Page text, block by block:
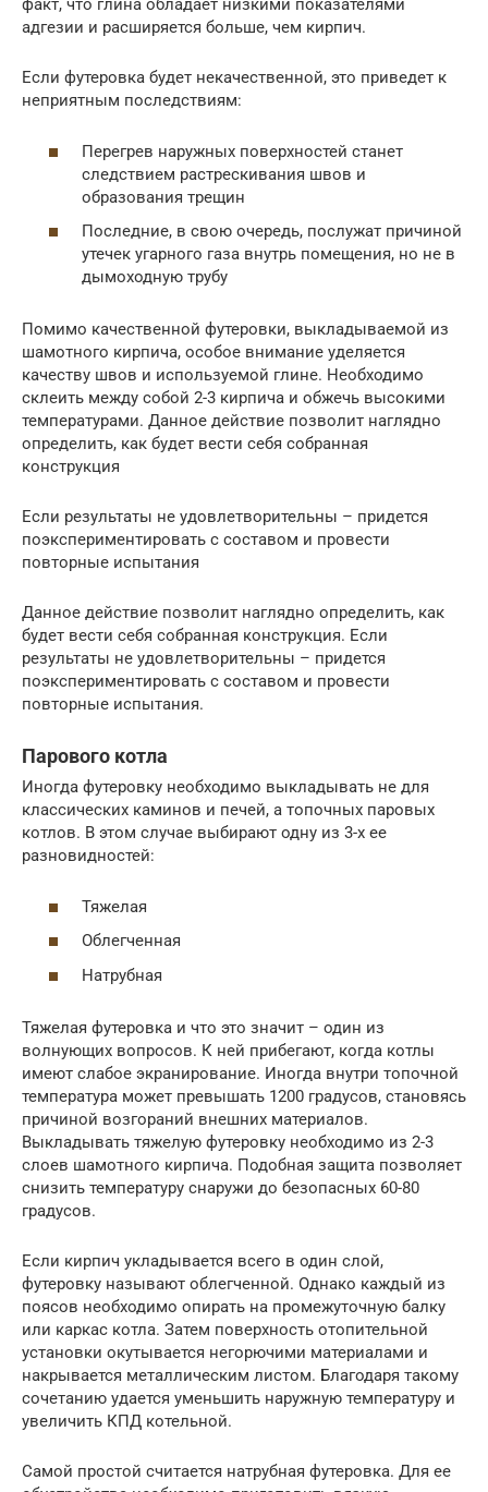
факт, что глина обладает низкими показателями
адгезии и расширяется больше, чем кирпич.
Если футеровка будет некачественной, это приведет к
неприятным последствиям:
Перегрев наружных поверхностей станет
следствием растрескивания швов и
образования трещин
Последние, в свою очередь, послужат причиной
утечек угарного газа внутрь помещения, но не в
дымоходную трубу
Помимо качественной футеровки, выкладываемой из
шамотного кирпича, особое внимание уделяется
качеству швов и используемой глине. Необходимо
склеить между собой 2-3 кирпича и обжечь высокими
температурами. Данное действие позволит наглядно
определить, как будет вести себя собранная
конструкция
Если результаты не удовлетворительны – придется
поэкспериментировать с составом и провести
повторные испытания
Данное действие позволит наглядно определить, как
будет вести себя собранная конструкция. Если
результаты не удовлетворительны – придется
поэкспериментировать с составом и провести
повторные испытания.
Парового котла
Иногда футеровку необходимо выкладывать не для
классических каминов и печей, а топочных паровых
котлов. В этом случае выбирают одну из 3-х ее
разновидностей:
Тяжелая
Облегченная
Натрубная
Тяжелая футеровка и что это значит – один из
волнующих вопросов. К ней прибегают, когда котлы
имеют слабое экранирование. Иногда внутри топочной
температура может превышать 1200 градусов, становясь
причиной возгораний внешних материалов.
Выкладывать тяжелую футеровку необходимо из 2-3
слоев шамотного кирпича. Подобная защита позволяет
снизить температуру снаружи до безопасных 60-80
градусов.
Если кирпич укладывается всего в один слой,
футеровку называют облегченной. Однако каждый из
поясов необходимо опирать на промежуточную балку
или каркас котла. Затем поверхность отопительной
установки окутывается негорючими материалами и
накрывается металлическим листом. Благодаря такому
сочетанию удается уменьшить наружную температуру и
увеличить КПД котельной.
Самой простой считается натрубная футеровка. Для ее